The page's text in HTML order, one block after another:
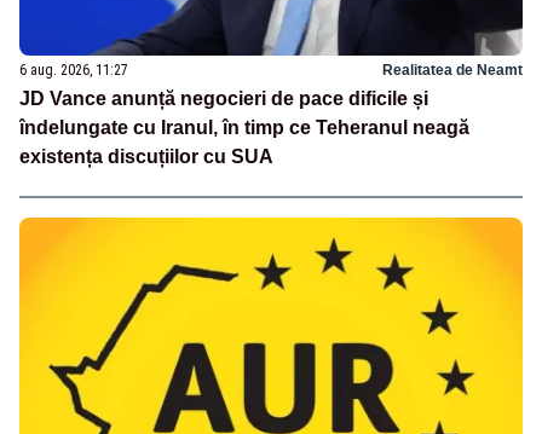
6 aug. 2026, 11:27 Realitatea de Neamt
JD Vance anunță negocieri de pace dificile și
îndelungate cu Iranul, în timp ce Teheranul neagă
existența discuțiilor cu SUA